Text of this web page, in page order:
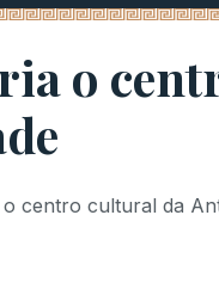
o
centro cultural da